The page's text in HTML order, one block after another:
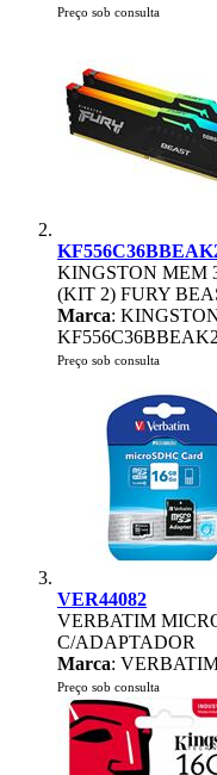
Preço sob consulta
KINGSTON MEM
(KIT 2) FURY
Marca:
Preço sob consulta
VER44082
VERBATIM
C/ADAPTADOR
Marca:
Preço sob consulta